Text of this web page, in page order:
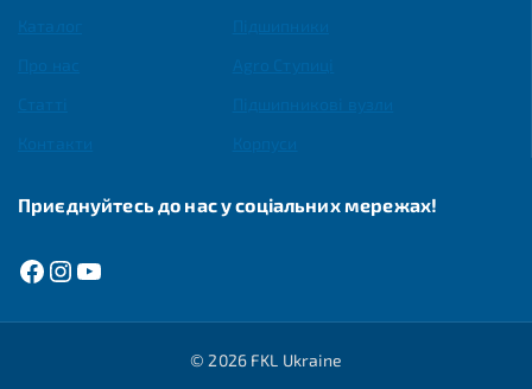
Приєднуйтесь до нас у соціальних мережах!
© 2026 FKL Ukraine